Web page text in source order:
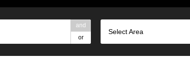
and
or
Select Area